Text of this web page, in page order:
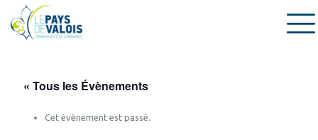
« Tous les Évènements
Cet évènement est passé.